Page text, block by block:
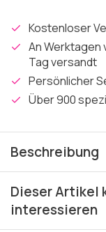
Kostenloser
An Werktagen
Tag versandt
Persönlicher
Über 900
Beschreibung
Dieser Artikel
interessieren